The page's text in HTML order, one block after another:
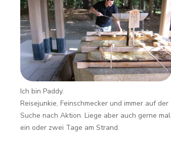
Ich bin Paddy.
Reisejunkie, Feinschmecker und immer auf der
Suche nach Aktion. Liege aber auch gerne mal
ein oder zwei Tage am Strand.